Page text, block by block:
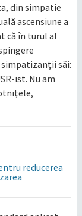
din simpatie
ascensiune a
că în turul al
săi:
ist. Nu am
reducerea